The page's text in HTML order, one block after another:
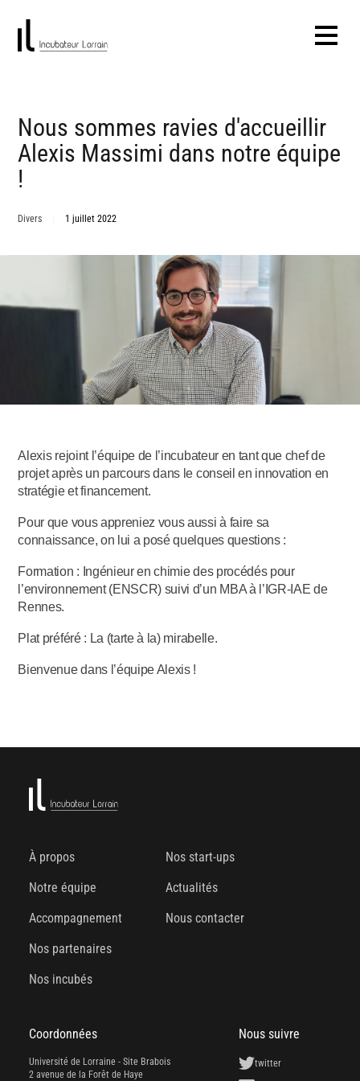
Nous sommes ravies d'accueillir
Alexis Massimi dans notre équipe
!
Divers 1 juillet 2022
Alexis rejoint l’équipe de l’incubateur en tant que chef de
projet après un parcours dans le conseil en innovation en
stratégie et financement.
Pour que vous appreniez vous aussi à faire sa
connaissance, on lui a posé quelques questions :
Formation : Ingénieur en chimie des procédés pour
l’environnement (ENSCR) suivi d’un MBA à l’IGR-IAE de
Rennes.
Plat préféré : La (tarte à la) mirabelle.
Bienvenue dans l’équipe Alexis !
À propos
Notre équipe
Accompagnement
Nos partenaires
Nos incubés
Nos start-ups
Actualités
Nous contacter
Coordonnées
Université de Lorraine - Site Brabois
2 avenue de la Forêt de Haye
Nous suivre
twitter